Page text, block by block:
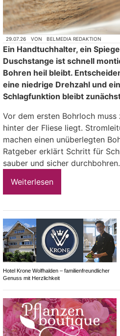
29.07.26 VON BELMEDIA REDAKTION
Ein Handtuchhalter, ein
Duschstange ist schnell
Bohren heil bleibt.
eine niedrige Drehzahl und
Schlagfunktion bleibt
Vor dem ersten Bohrloch
hinter der Fliese liegt.
machen einen unüberlegten
Ratgeber erklärt Schritt für
sauber und sicher durchbohren.
Weiterlesen
Hotel Krone Wolfhalden – familienfreundlicher
Genuss mit Herzlichkeit